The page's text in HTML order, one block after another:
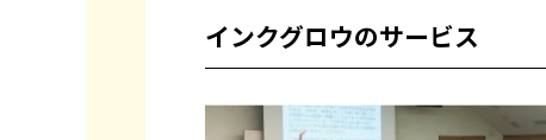
インクグロウのサービス